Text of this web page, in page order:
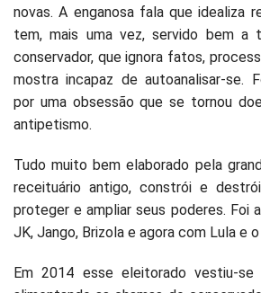
novas. A enganosa fala que idealiza
tem, mais uma vez, servido bem a
conservador, que ignora fatos,
mostra incapaz de autoanalisar-se.
por uma obsessão que se tornou
antipetismo.
Tudo muito bem elaborado pela
receituário antigo, constrói e
proteger e ampliar seus poderes. Foi
JK, Jango, Brizola e agora com Lula e o
Em 2014 esse eleitorado vestiu-